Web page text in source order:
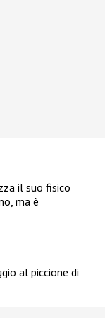
il suo fisico
ma è
al piccione di